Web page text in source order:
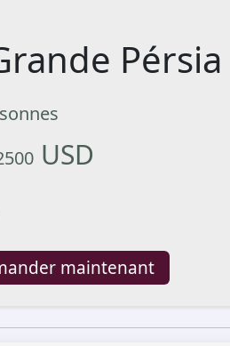
Pérsia
USD
maintenant